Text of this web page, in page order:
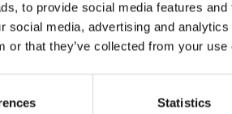
to provide social media features
social media, advertising and
or that they’ve collected from your
Statistics
Perché si tratta di individuare,
reincarnazione. Cioè la